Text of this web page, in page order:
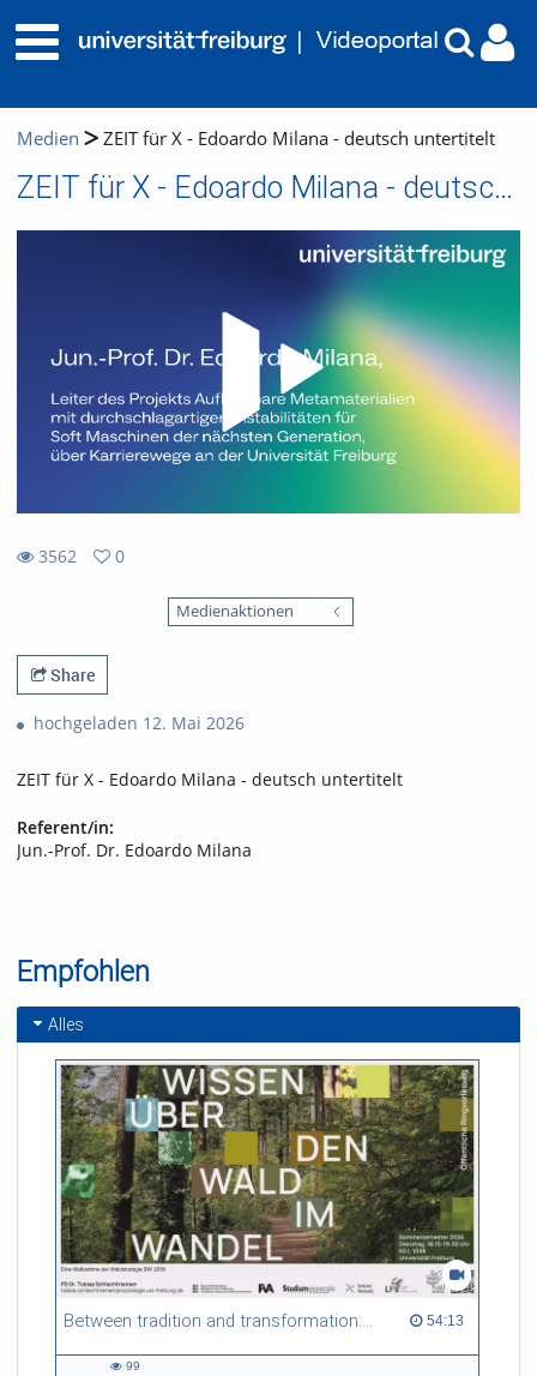
Medien ZEIT für X - Edoardo Milana - deutsch untertitelt
ZEIT für X - Edoardo Milana - deutsch untertitelt
3562
0
Medienaktionen
Share
hochgeladen 12. Mai 2026
ZEIT für X - Edoardo Milana - deutsch untertitelt
Referent/in:
Jun.-Prof. Dr. Edoardo Milana
Empfohlen
Alles
Between tradition and transformation: how owners, advisers and institutions co-create knowledge for resilient forests in Europe 54:13
54:13 duration
99